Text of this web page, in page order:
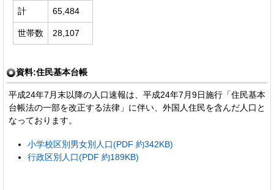
計 65,484
世帯数 28,107
資料:住民基本台帳
平成24年7月末以降の人口速報は、平成24年7月9日施行「住民基本
台帳法の一部を改正する法律」に伴い、外国人住民を含んだ人口と
なっております。
小学校区別男女別人口(PDF 約342KB)
行政区別人口(PDF 約189KB)